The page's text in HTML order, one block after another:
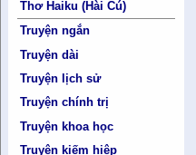
Thơ Haiku (Hài Cú)
Truyện ngắn
Truyện dài
Truyện lịch sử
Truyện chính trị
Truyện khoa học
Truyện kiếm hiệp